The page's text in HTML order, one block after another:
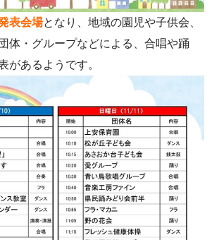
表会場となり、地域の園児や子供会、
体・グループなどによる、合唱や踊
があるようです。